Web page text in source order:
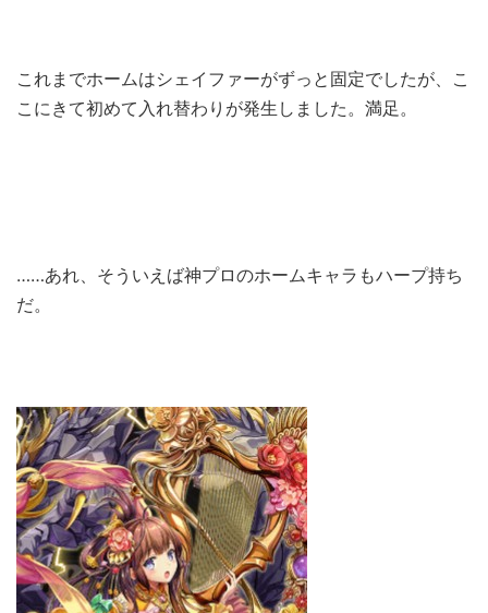
これまでホームはシェイファーがずっと固定でしたが、こ
こにきて初めて入れ替わりが発生しました。満足。
……あれ、そういえば神プロのホームキャラもハープ持ち
だ。